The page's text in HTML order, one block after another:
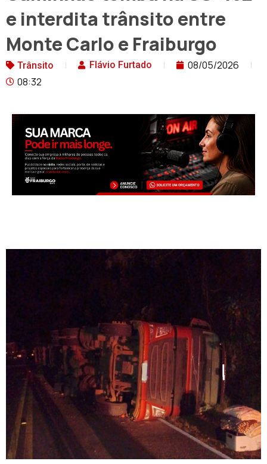
e interdita trânsito entre
Monte Carlo e Fraiburgo
Trânsito Flávio Furtado
08/05/2026
08:32